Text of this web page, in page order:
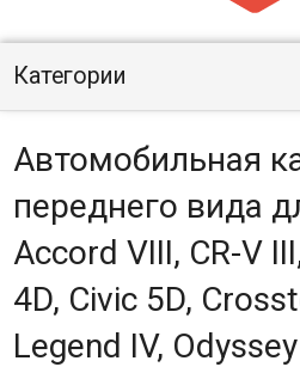
Категории
Автомобильная
переднего вида
Accord VIII, CR-V
4D, Civic 5D,
Legend IV,